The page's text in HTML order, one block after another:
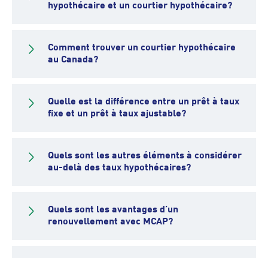
hypothécaire et un courtier hypothécaire?
Comment trouver un courtier hypothécaire
au Canada?
Quelle est la différence entre un prêt à taux
fixe et un prêt à taux ajustable?
Quels sont les autres éléments à considérer
au-delà des taux hypothécaires?
Quels sont les avantages d’un
renouvellement avec MCAP?